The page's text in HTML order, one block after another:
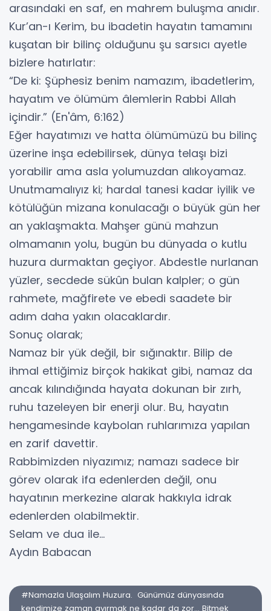
arasındaki en saf, en mahrem buluşma anıdır.
​Kur’an-ı Kerim, bu ibadetin hayatın tamamını
kuşatan bir bilinç olduğunu şu sarsıcı ayetle
bizlere hatırlatır:
​“De ki: Şüphesiz benim namazım, ibadetlerim,
hayatım ve ölümüm âlemlerin Rabbi Allah
içindir.” (En'âm, 6:162)
​Eğer hayatımızı ve hatta ölümümüzü bu bilinç
üzerine inşa edebilirsek, dünya telaşı bizi
yorabilir ama asla yolumuzdan alıkoyamaz.
​Unutmamalıyız ki; hardal tanesi kadar iyilik ve
kötülüğün mizana konulacağı o büyük gün her
an yaklaşmakta. Mahşer günü mahzun
olmamanın yolu, bugün bu dünyada o kutlu
huzura durmaktan geçiyor. Abdestle nurlanan
yüzler, secdede sükûn bulan kalpler; o gün
rahmete, mağfirete ve ebedi saadete bir
adım daha yakın olacaklardır.
​Sonuç olarak;
Namaz bir yük değil, bir sığınaktır. Bilip de
ihmal ettiğimiz birçok hakikat gibi, namaz da
ancak kılındığında hayata dokunan bir zırh,
ruhu tazeleyen bir enerji olur. Bu, hayatın
hengamesinde kaybolan ruhlarımıza yapılan
en zarif davettir.
​Rabbimizden niyazımız; namazı sadece bir
görev olarak ifa edenlerden değil, onu
hayatının merkezine alarak hakkıyla idrak
edenlerden olabilmektir.
​Selam ve dua ile…
​Aydın Babacan
#Namazla Ulaşalım Huzura. ​Günümüz dünyasında
kendimize zaman ayırmak ne kadar da zor... Bitmek